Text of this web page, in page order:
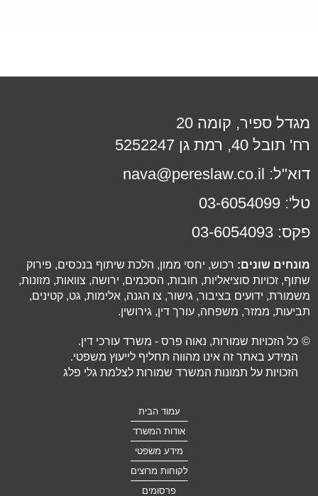
מגדל ספיר, קומה 20
רח' תובל 40, רמת גן 5252247
דוא"ל: nava@pereslaw.co.il
טל': 03-6054099
פקס: 03-6054093
מונחים שונים: רכוש, יחסי ממון, הלכת שיתוף בנכסים, פירוק
שתוף, זכויות סוציאליות, חובות, הסכמים, ירושה, צוואות, מזונות,
משמורת, ידועים בציבור, גישור, צו הגנה, אלימות, גט, קטינים,
תביעות, ממזר, משפחה, עורך דין, גירושין.
© כל הזכויות שמורות, נאוה פרס - משרד עורכי דין.
המידע באתר זה אינו מהווה תחליף לייעוץ משפטי.
הזכויות על תמונות המשרד שמורות לצלמת גלי פלג
עמוד הבית
אודות המשרד
מידע משפטי
לקוחות מרוצים
פרסומים